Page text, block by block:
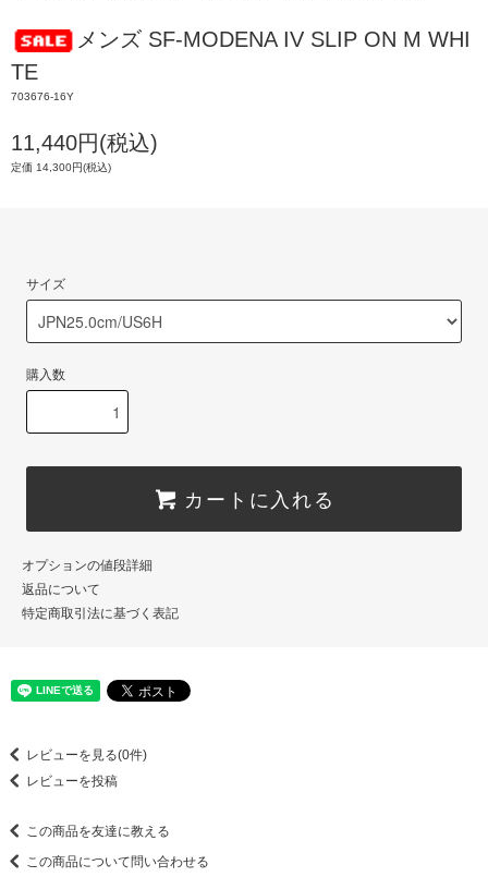
メンズ SF-MODENA IV SLIP ON M WHI
TE
703676-16Y
11,440円(税込)
定価 14,300円(税込)
サイズ
購入数
カートに入れる
オプションの値段詳細
返品について
特定商取引法に基づく表記
レビューを見る(0件)
レビューを投稿
この商品を友達に教える
この商品について問い合わせる